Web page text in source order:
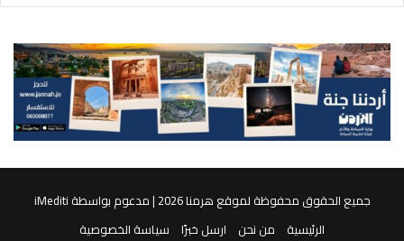
جميع الحقوق محفوظة لموقع هرمنا 2026 | مدعوم بواسطة
iMediti
الرئيسية
من نحن ارسل خبرًا سياسة الخصوصية